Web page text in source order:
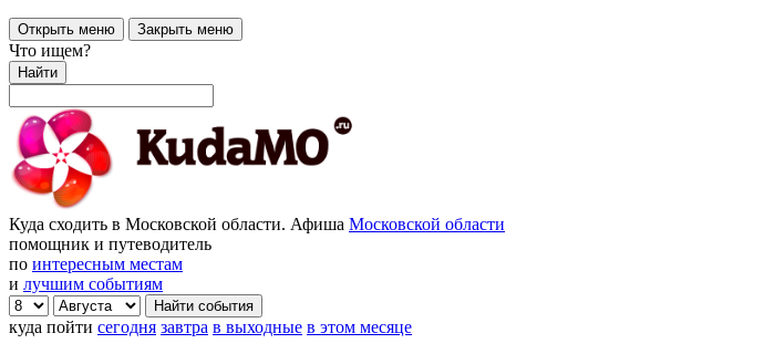
Открыть меню Закрыть меню
Что ищем?
Найти
Куда сходить в Московской области. Афиша Московской области
помощник и путеводитель
по интересным местам
и лучшим событиям
куда пойти сегодня завтра в выходные в этом месяце